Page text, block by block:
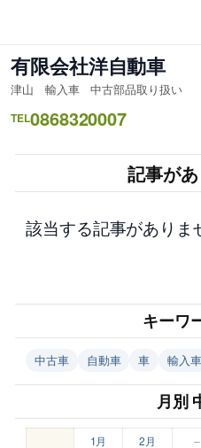
を
ス
キ
ッ
有限会社洋自動車
津山 輸入車 中古部品取り扱い
TEL0868320007
記事が
該当する記事がありま
キーワ
中古車 自動車 車 輸入車
月別
1月 2月 –